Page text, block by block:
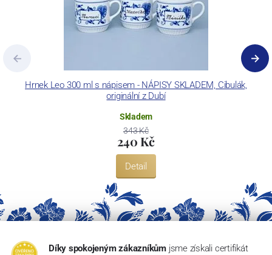
Hrnek Leo 300 ml s nápisem - NÁPISY SKLADEM, Cibulák,
originální z Dubí
Skladem
343 Kč
240 Kč
Detail
Díky spokojeným zákazníkům jsme získali certifikát